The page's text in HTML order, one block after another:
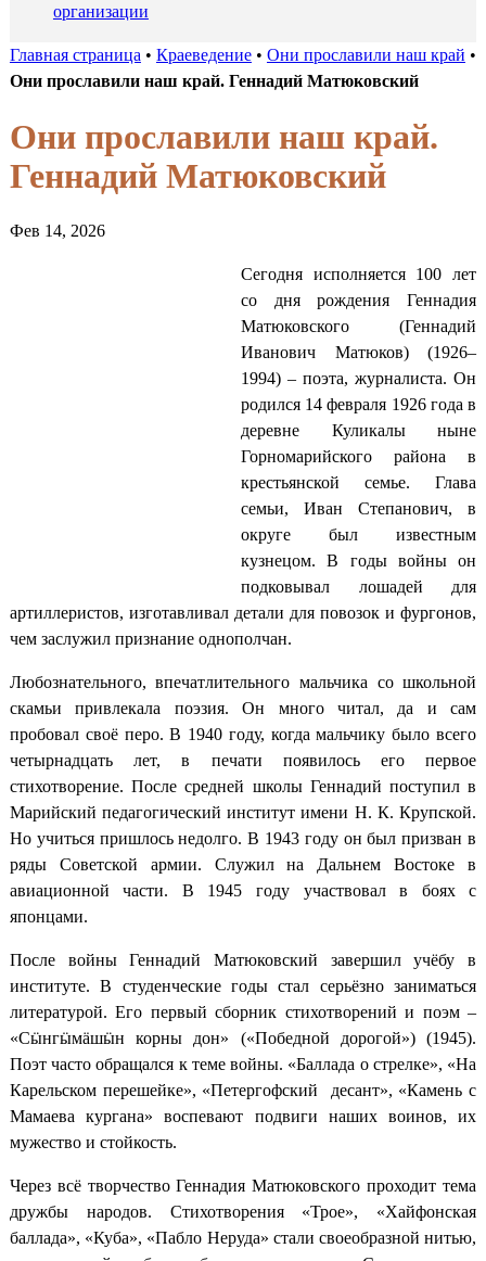
организации
Главная страница • Краеведение• Они прославили наш край •
Они прославили наш край. Геннадий Матюковский
Они прославили наш край.
Геннадий Матюковский
Фев 14, 2026
Сегодня исполняется 100 лет
со дня рождения Геннадия
Матюковского (Геннадий
Иванович Матюков) (1926–
1994) – поэта, журналиста. Он
родился 14 февраля 1926 года в
деревне Куликалы ныне
Горномарийского района в
крестьянской семье. Глава
семьи, Иван Степанович, в
округе был известным
кузнецом. В годы войны он
подковывал лошадей для
артиллеристов, изготавливал детали для повозок и фургонов,
чем заслужил признание однополчан.
Любознательного, впечатлительного мальчика со школьной
скамьи привлекала поэзия. Он много читал, да и сам
пробовал своё перо. В 1940 году, когда мальчику было всего
четырнадцать лет, в печати появилось его первое
стихотворение. После средней школы Геннадий поступил в
Марийский педагогический институт имени Н. К. Крупской.
Но учиться пришлось недолго. В 1943 году он был призван в
ряды Советской армии. Служил на Дальнем Востоке в
авиационной части. В 1945 году участвовал в боях с
японцами.
После войны Геннадий Матюковский завершил учёбу в
институте. В студенческие годы стал серьёзно заниматься
литературой. Его первый сборник стихотворений и поэм –
«Сӹнгӹмӓшӹн корны дон» («Победной дорогой») (1945).
Поэт часто обращался к теме войны. «Баллада о стрелке», «На
Карельском перешейке», «Петергофский десант», «Камень с
Мамаева кургана» воспевают подвиги наших воинов, их
мужество и стойкость.
Через всё творчество Геннадия Матюковского проходит тема
дружбы народов. Стихотворения «Трое», «Хайфонская
баллада», «Куба», «Пабло Неруда» стали своеобразной нитью,